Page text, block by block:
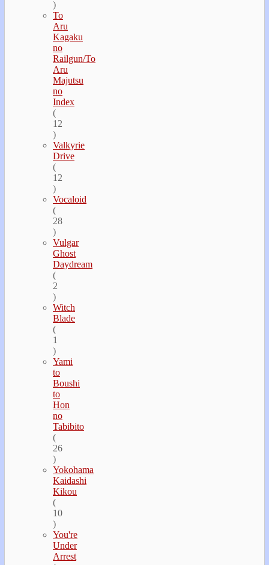
)
To
Aru
Kagaku
no
Railgun/To
Aru
Majutsu
no
Index
(
12
)
Valkyrie
Drive
(
12
)
Vocaloid
(
28
)
Vulgar
Ghost
Daydream
(
2
)
Witch
Blade
(
1
)
Yami
to
Boushi
to
Hon
no
Tabibito
(
26
)
Yokohama
Kaidashi
Kikou
(
10
)
You're
Under
Arrest